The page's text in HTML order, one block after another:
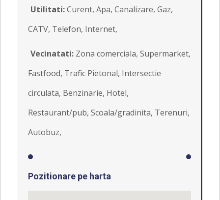
Utilitati:Curent, Apa, Canalizare, Gaz,
CATV, Telefon, Internet,
Vecinatati: Zona comerciala, Supermarket,
Fastfood, Trafic Pietonal, Intersectie
circulata, Benzinarie, Hotel,
Restaurant/pub, Scoala/gradinita, Terenuri,
Autobuz,
Pozitionare pe harta